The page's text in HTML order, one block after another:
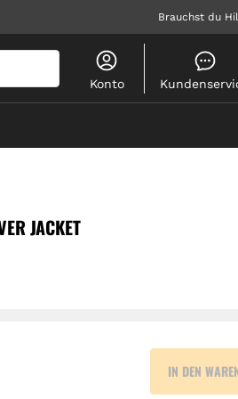
Brauchst du
Konto
JACKET
IN DEN